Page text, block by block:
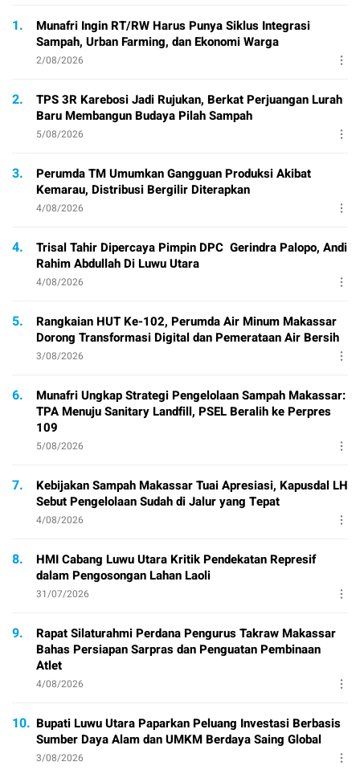
1.
Munafri Ingin RT/RW Harus Punya Siklus Integrasi
Sampah, Urban Farming, dan Ekonomi Warga
2/08/2026
2.
TPS 3R Karebosi Jadi Rujukan, Berkat Perjuangan Lurah
Baru Membangun Budaya Pilah Sampah
5/08/2026
3.
Perumda TM Umumkan Gangguan Produksi Akibat
Kemarau, Distribusi Bergilir Diterapkan
4/08/2026
4.
Trisal Tahir Dipercaya Pimpin DPC Gerindra Palopo, Andi
Rahim Abdullah Di Luwu Utara
4/08/2026
5.
Rangkaian HUT Ke-102, Perumda Air Minum Makassar
Dorong Transformasi Digital dan Pemerataan Air Bersih
3/08/2026
6.
Munafri Ungkap Strategi Pengelolaan Sampah Makassar:
TPA Menuju Sanitary Landfill, PSEL Beralih ke Perpres
109
5/08/2026
7.
Kebijakan Sampah Makassar Tuai Apresiasi, Kapusdal LH
Sebut Pengelolaan Sudah di Jalur yang Tepat
4/08/2026
8.
HMI Cabang Luwu Utara Kritik Pendekatan Represif
dalam Pengosongan Lahan Laoli
31/07/2026
9.
Rapat Silaturahmi Perdana Pengurus Takraw Makassar
Bahas Persiapan Sarpras dan Penguatan Pembinaan
Atlet
4/08/2026
10. Bupati Luwu Utara Paparkan Peluang Investasi Berbasis
Sumber Daya Alam dan UMKM Berdaya Saing Global
3/08/2026